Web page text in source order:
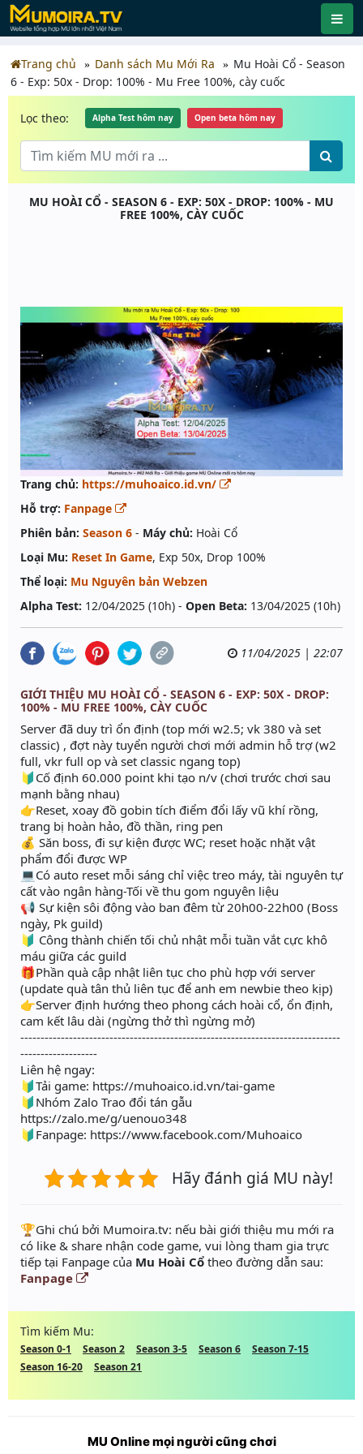
Trang chủ Danh sách Mu Mới Ra
Mu Hoài Cổ - Season
6 - Exp: 50x - Drop: 100% - Mu Free 100%, cày cuốc
Lọc theo: Alpha Test hôm nay Open beta hôm nay
MU HOÀI CỔ - SEASON 6 - EXP: 50X - DROP: 100% - MU
FREE 100%, CÀY CUỐC
Trang chủ: https://muhoaico.id.vn/
Hỗ trợ: Fanpage
Phiên bản: Season 6 - Máy chủ: Hoài Cổ
Loại Mu: Reset In Game, Exp 50x, Drop 100%
Thể loại: Mu Nguyên bản Webzen
Alpha Test: 12/04/2025 (10h) - Open Beta: 13/04/2025 (10h)
11/04/2025 | 22:07
GIỚI THIỆU MU HOÀI CỔ - SEASON 6 - EXP: 50X - DROP:
100% - MU FREE 100%, CÀY CUỐC
Server đã duy trì ổn định (top mới w2.5; vk 380 và set
classic) , đợt này tuyển người chơi mới admin hỗ trợ (w2
full, vkr full op và set classic ngang top)
🔰Cố định 60.000 point khi tạo n/v (chơi trước chơi sau
mạnh bằng nhau)
👉Reset, xoay đồ gobin tích điểm đổi lấy vũ khí rồng,
trang bị hoàn hảo, đồ thần, ring pen
💰 Săn boss, đi sự kiện được WC; reset hoặc nhặt vật
phẩm đổi được WP
💻Có auto reset mỗi sáng chỉ việc treo máy, tài nguyên tự
cất vào ngân hàng-Tối về thu gom nguyên liệu
📢 Sự kiện sôi động vào ban đêm từ 20h00-22h00 (Boss
ngày, Pk guild)
🔰 Công thành chiến tối chủ nhật mỗi tuần vắt cực khô
máu giữa các guild
🎁Phần quà cập nhật liên tục cho phù hợp với server
(update quà tân thủ liên tục để anh em newbie theo kịp)
👉Server định hướng theo phong cách hoài cổ, ổn định,
cam kết lâu dài (ngừng thở thì ngừng mở)
-------------------------------------------------------------------------------
-------------------
Liên hệ ngay:
🔰Tải game: https://muhoaico.id.vn/tai-game
🔰Nhóm Zalo Trao đổi tán gẫu
https://zalo.me/g/uenouo348
🔰Fanpage: https://www.facebook.com/Muhoaico
Hãy đánh giá MU này!
️🏆Ghi chú bởi Mumoira.tv: nếu bài giới thiệu mu mới ra
có like & share nhận code game, vui lòng tham gia trực
tiếp tại Fanpage của Mu Hoài Cổ theo đường dẫn sau:
Fanpage
Tìm kiếm Mu:
Season 0-1 Season 2 Season 3-5 Season 6
Season 7-15
Season 16-20
Season 21
MU Online mọi người cũng chơi